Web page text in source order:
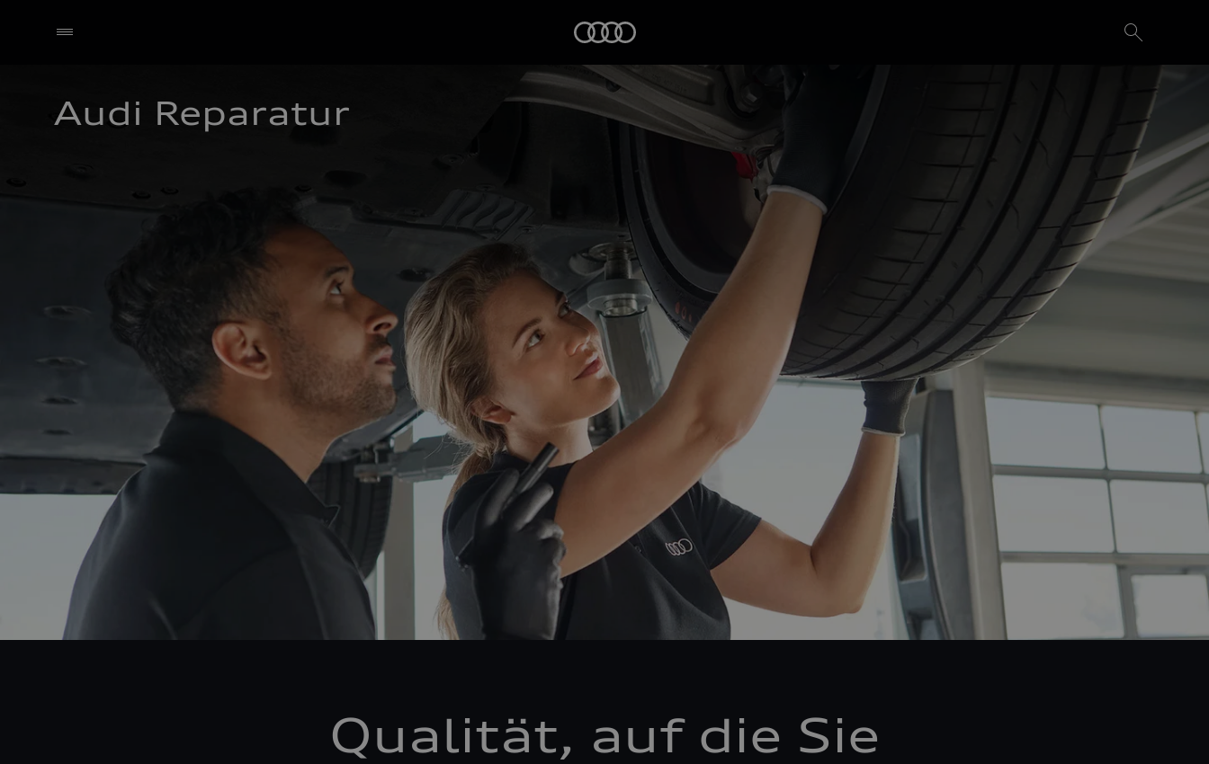
Audi Reparatur
Qualität, auf die Sie